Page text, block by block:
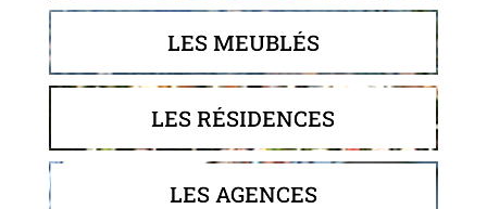
LES MEUBLÉS
LES RÉSIDENCES
LES AGENCES